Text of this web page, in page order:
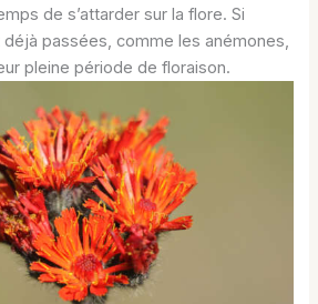
de s’attarder sur la flore. Si
passées, comme les anémones,
pleine période de floraison.